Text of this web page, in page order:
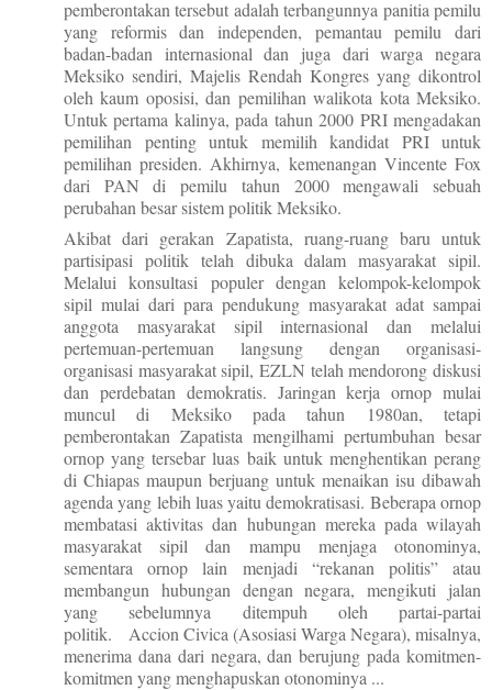
pemberontakan tersebut adalah terbangunnya panitia pemilu
yang reformis dan independen, pemantau pemilu dari
badan-badan internasional dan juga dari warga negara
Meksiko sendiri, Majelis Rendah Kongres yang dikontrol
oleh kaum oposisi, dan pemilihan walikota kota Meksiko.
Untuk pertama kalinya, pada tahun 2000 PRI mengadakan
pemilihan penting untuk memilih kandidat PRI untuk
pemilihan presiden. Akhirnya, kemenangan Vincente Fox
dari PAN di pemilu tahun 2000 mengawali sebuah
perubahan besar sistem politik Meksiko.
Akibat dari gerakan Zapatista, ruang-ruang baru untuk
partisipasi politik telah dibuka dalam masyarakat sipil.
Melalui konsultasi populer dengan kelompok-kelompok
sipil mulai dari para pendukung masyarakat adat sampai
anggota masyarakat sipil internasional dan melalui
pertemuan-pertemuan langsung dengan organisasi-
organisasi masyarakat sipil, EZLN telah mendorong diskusi
dan perdebatan demokratis. Jaringan kerja ornop mulai
muncul di Meksiko pada tahun 1980an, tetapi
pemberontakan Zapatista mengilhami pertumbuhan besar
ornop yang tersebar luas baik untuk menghentikan perang
di Chiapas maupun berjuang untuk menaikan isu dibawah
agenda yang lebih luas yaitu demokratisasi. Beberapa ornop
membatasi aktivitas dan hubungan mereka pada wilayah
masyarakat sipil dan mampu menjaga otonominya,
sementara ornop lain menjadi “rekanan politis” atau
membangun hubungan dengan negara, mengikuti jalan
yang sebelumnya ditempuh oleh partai-partai
politik. Accion Civica (Asosiasi Warga Negara), misalnya,
menerima dana dari negara, dan berujung pada komitmen-
komitmen yang menghapuskan otonominya ...